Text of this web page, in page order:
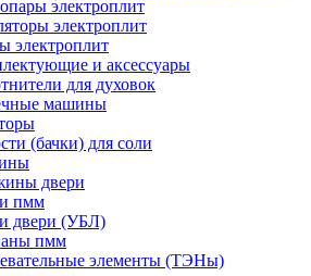
электроплит
электроплит
электроплит
и аксессуары
для духовок
машины
(бачки) для соли
двери
пмм
двери (УБЛ)
пмм
элементы (ТЭНы)